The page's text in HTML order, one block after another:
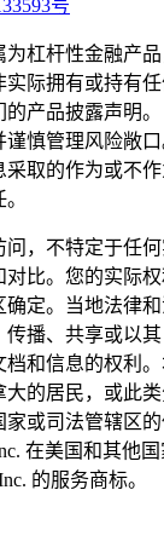
号
杠杆性金融产
际拥有或持有任
产品披露声明
慎管理风险敞
取的作为或不作
，不特定于任
比。您的实际
定。当地法律
播、共享或以
和信息的权利
的居民，或此
或司法管辖区的
在美国和其他
的服务商标。